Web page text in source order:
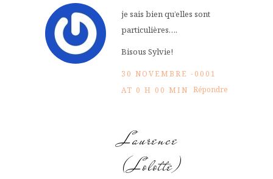
je sais bien qu’elles sont
particulières….
Bisous Sylvie!
30 NOVEMBRE -0001
AT 0 H 00 MIN Répondre
Laurence
(Lolotte)